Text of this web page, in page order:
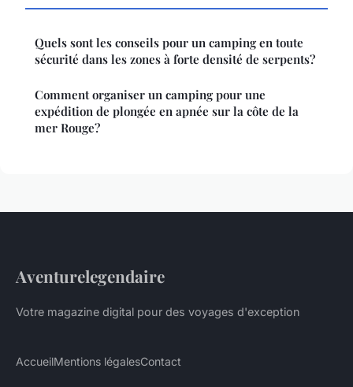
Quels sont les conseils pour un camping en toute
sécurité dans les zones à forte densité de serpents?
Comment organiser un camping pour une
expédition de plongée en apnée sur la côte de la
mer Rouge?
Aventurelegendaire
Votre magazine digital pour des voyages d'exception
AccueilMentions légalesContact